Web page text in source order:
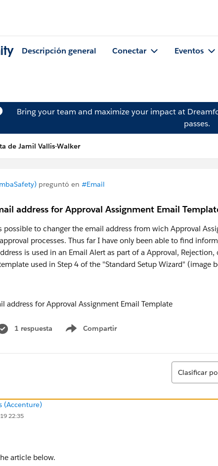
Descripción general Conectar Eventos
Bring your team and maximize your impact at
passes.
de Jamil Vallis-Walker
preguntó en #Email
address for Approval Assignment Email
to changer the email address from wich Approval
processes. Thus far I have only been able to find
is used in an Email Alert as part of a Approval, Rejection,
used in Step 4 of the "Standard Setup Wizard" (image
1 respuesta Compartir
Show menu
Ordenar
Clasificar
(Accenture)
22:35
article below.